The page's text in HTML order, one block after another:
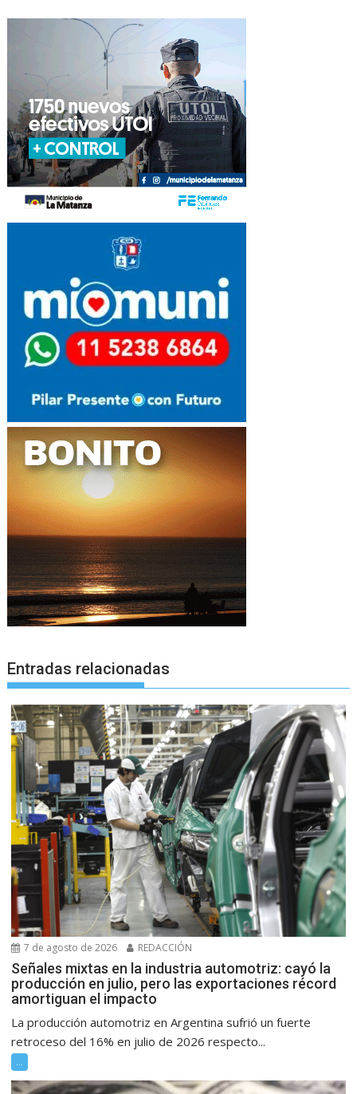
Entradas relacionadas
7 de agosto de 2026 REDACCIÓN
Señales mixtas en la industria automotriz: cayó la
producción en julio, pero las exportaciones récord
amortiguan el impacto
La producción automotriz en Argentina sufrió un fuerte
retroceso del 16% en julio de 2026 respecto...
...